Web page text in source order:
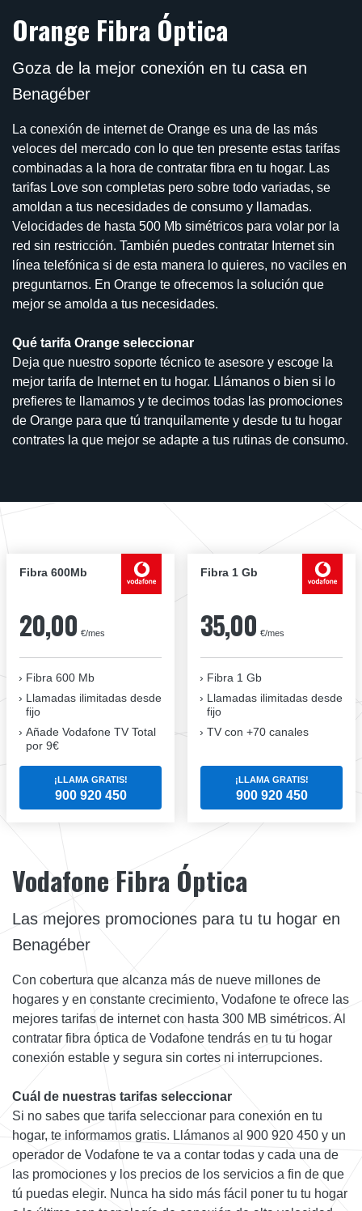
Orange Fibra Óptica
Goza de la mejor conexión en tu casa en
Benagéber
La conexión de internet de Orange es una de las más
veloces del mercado con lo que ten presente estas tarifas
combinadas a la hora de contratar fibra en tu hogar. Las
tarifas Love son completas pero sobre todo variadas, se
amoldan a tus necesidades de consumo y llamadas.
Velocidades de hasta 500 Mb simétricos para volar por la
red sin restricción. También puedes contratar Internet sin
línea telefónica si de esta manera lo quieres, no vaciles en
preguntarnos. En Orange te ofrecemos la solución que
mejor se amolda a tus necesidades.
Qué tarifa Orange seleccionar
Deja que nuestro soporte técnico te asesore y escoge la
mejor tarifa de Internet en tu hogar. Llámanos o bien si lo
prefieres te llamamos y te decimos todas las promociones
de Orange para que tú tranquilamente y desde tu tu hogar
contrates la que mejor se adapte a tus rutinas de consumo.
Fibra 600Mb
20,00 €/mes
Fibra 600 Mb
Llamadas ilimitadas desde
fijo
Añade Vodafone TV Total
por 9€
¡LLAMA GRATIS!
900 920 450
Fibra 1 Gb
35,00 €/mes
Fibra 1 Gb
Llamadas ilimitadas desde
fijo
TV con +70 canales
¡LLAMA GRATIS!
900 920 450
Vodafone Fibra Óptica
Las mejores promociones para tu tu hogar en
Benagéber
Con cobertura que alcanza más de nueve millones de
hogares y en constante crecimiento, Vodafone te ofrece las
mejores tarifas de internet con hasta 300 MB simétricos. Al
contratar fibra óptica de Vodafone tendrás en tu tu hogar
conexión estable y segura sin cortes ni interrupciones.
Cuál de nuestras tarifas seleccionar
Si no sabes que tarifa seleccionar para conexión en tu
hogar, te informamos gratis. Llámanos al 900 920 450 y un
operador de Vodafone te va a contar todas y cada una de
las promociones y los precios de los servicios a fin de que
tú puedas elegir. Nunca ha sido más fácil poner tu tu hogar